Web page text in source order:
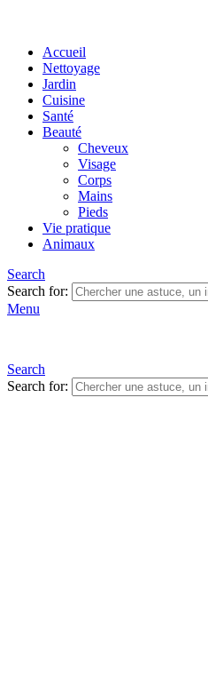
Accueil
Nettoyage
Jardin
Cuisine
Santé
Beauté
Cheveux
Visage
Corps
Mains
Pieds
Vie pratique
Animaux
Search
Search for:
Menu
Search
Search for: